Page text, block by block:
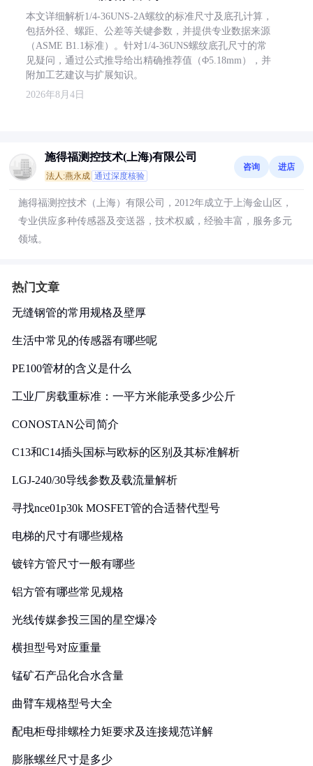
本文详细解析1/4-36UNS-2A螺纹的标准尺寸及底孔计算，
包括外径、螺距、公差等关键参数，并提供专业数据来源
（ASME B1.1标准）。针对1/4-36UNS螺纹底孔尺寸的常
见疑问，通过公式推导给出精确推荐值（Φ5.18mm），并
附加工艺建议与扩展知识。
2026年8月4日
施得福测控技术(上海)有限公司
法人:燕永成 通过深度核验
咨询 进店
施得福测控技术（上海）有限公司，2012年成立于上海金山区，
专业供应多种传感器及变送器，技术权威，经验丰富，服务多元
领域。
热门文章
无缝钢管的常用规格及壁厚
生活中常见的传感器有哪些呢
PE100管材的含义是什么
工业厂房载重标准：一平方米能承受多少公斤
CONOSTAN公司简介
C13和C14插头国标与欧标的区别及其标准解析
LGJ-240/30导线参数及载流量解析
寻找nce01p30k MOSFET管的合适替代型号
电梯的尺寸有哪些规格
镀锌方管尺寸一般有哪些
铝方管有哪些常见规格
光线传媒参投三国的星空爆冷
横担型号对应重量
锰矿石产品化合水含量
曲臂车规格型号大全
配电柜母排螺栓力矩要求及连接规范详解
膨胀螺丝尺寸是多少